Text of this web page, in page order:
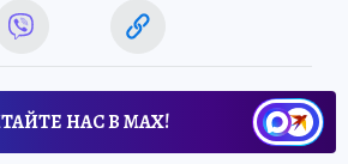
НАС В МАХ!